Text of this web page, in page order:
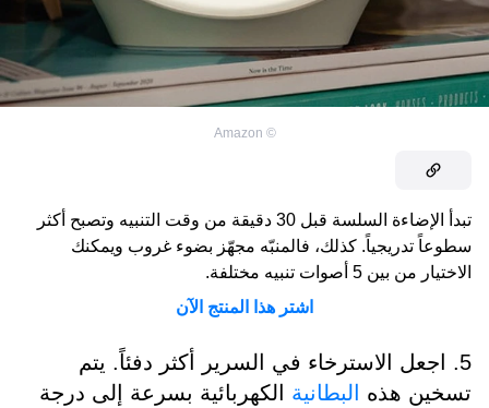
©
Amazon
تبدأ الإضاءة السلسة قبل 30 دقيقة من وقت التنبيه وتصبح أكثر
سطوعاً تدريجياً. كذلك، فالمنبّه مجهّز بضوء غروب ويمكنك
الاختيار من بين 5 أصوات تنبيه مختلفة.
اشتر هذا المنتج الآن
5. اجعل الاسترخاء في السرير أكثر دفئاً. يتم
تسخين هذه البطانية الكهربائية بسرعة إلى درجة